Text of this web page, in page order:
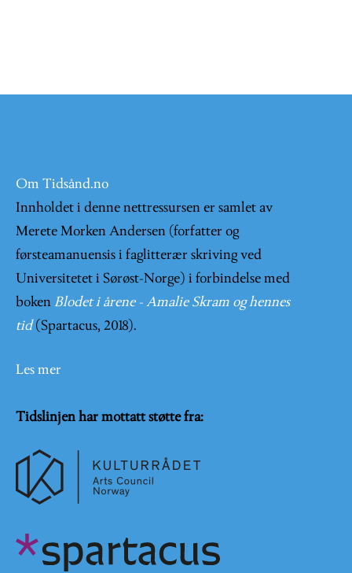
Om Tidsånd.no
Innholdet i denne nettressursen er samlet av
Merete Morken Andersen (forfatter og
førsteamanuensis i faglitterær skriving ved
Universitetet i Sørøst-Norge) i forbindelse med
boken Blodet i årene - Amalie Skram og hennes
tid (Spartacus, 2018).
Les mer
Tidslinjen har mottatt støtte fra: